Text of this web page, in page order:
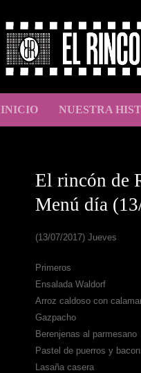
INICIO NUESTRA
El rincón de
Menú día
(13/07/2017) Jueves
Primeros
Ensalada Waldorf
Arroz caldoso con
Gazpacho
Berenjenas al parmesano
Pastel de puerros y bacon
Lasaña casera